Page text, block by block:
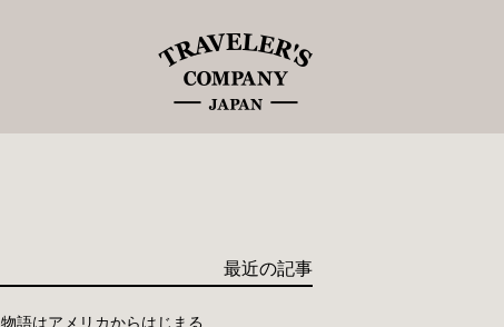
最近の記事
物語はアメリカからはじまる